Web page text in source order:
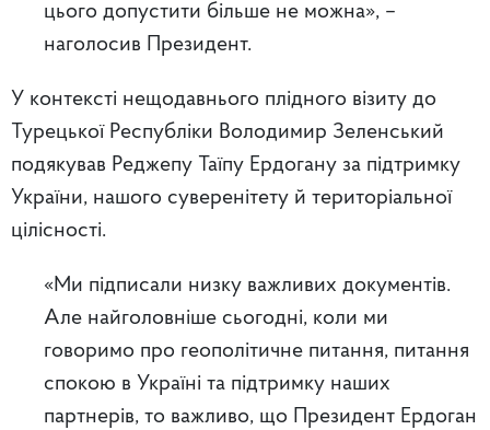
цього допустити більше не можна», –
наголосив Президент.
У контексті нещодавнього плідного візиту до
Турецької Республіки Володимир Зеленський
подякував Реджепу Таїпу Ердогану за підтримку
України, нашого суверенітету й територіальної
цілісності.
«Ми підписали низку важливих документів.
Але найголовніше сьогодні, коли ми
говоримо про геополітичне питання, питання
спокою в Україні та підтримку наших
партнерів, то важливо, що Президент Ердоган